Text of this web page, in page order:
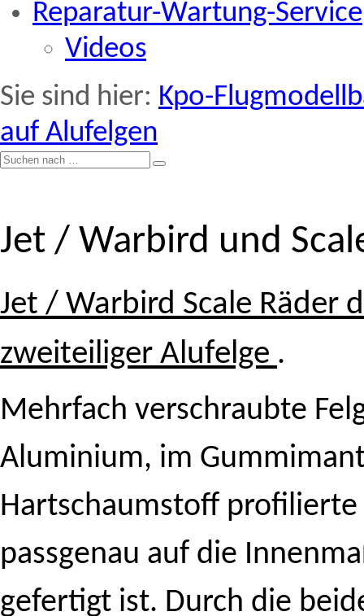
Reparatur-Wartung-Service
Videos
Sie sind hier: Kpo-
auf Alufelgen
Jet / Warbird und
Jet / Warbird Scale Räder
zweiteiliger Alufelge .
Mehrfach verschraubte
Aluminium, im
Hartschaumstoff profilierte
passgenau auf die
gefertigt ist. Durch die